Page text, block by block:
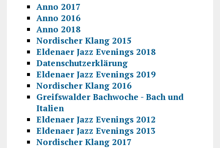
Anno 2017
Anno 2016
Anno 2018
Nordischer Klang 2015
Eldenaer Jazz Evenings 2018
Datenschutzerklärung
Eldenaer Jazz Evenings 2019
Nordischer Klang 2016
Greifswalder Bachwoche - Bach und
Italien
Eldenaer Jazz Evenings 2012
Eldenaer Jazz Evenings 2013
Nordischer Klang 2017